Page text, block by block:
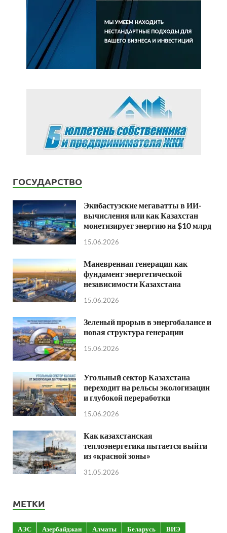
ГОСУДАРСТВО
Экибастузские мегаватты в ИИ-
вычисления или как Казахстан
монетизирует энергию на $10 млрд
15.06.2026
Маневренная генерация как
фундамент энергетической
независимости Казахстана
15.06.2026
Зеленый прорыв в энергобалансе и
новая структура генерации
15.06.2026
Угольный сектор Казахстана
переходит на рельсы экологизации
и глубокой переработки
15.06.2026
Как казахстанская
теплоэнергетика пытается выйти
из «красной зоны»
31.05.2026
МЕТКИ
АЭС Азербайджан Алматы Беларусь
ВИЭ